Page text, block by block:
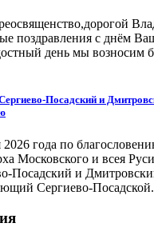
поздравления с днём
день мы возносим
Посадский и
года по
Московского и всея
Посадский и
Сергиево-